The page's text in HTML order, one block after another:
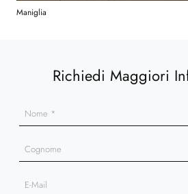
Maniglia
Richiedi Maggiori